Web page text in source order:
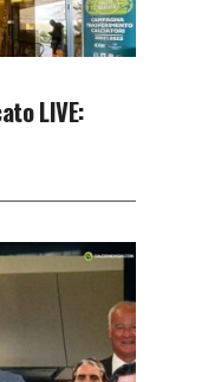
LIVE: